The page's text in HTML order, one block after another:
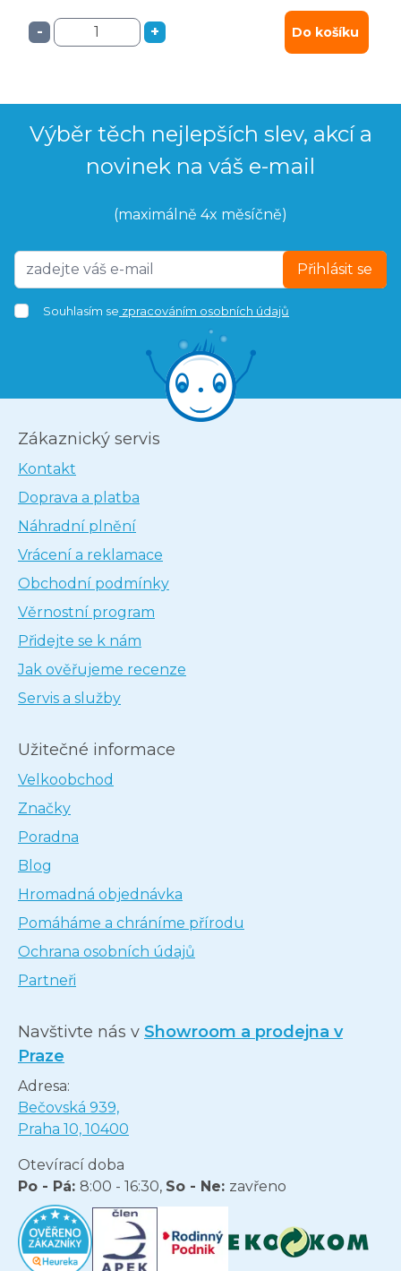
- + Do košíku
Výběr těch nejlepších slev, akcí a
novinek na váš e-mail
(maximálně 4x měsíčně)
Přihlásit se
Souhlasím se zpracováním osobních údajů
Zákaznický servis
Kontakt
Doprava a platba
Náhradní plnění
Vrácení a reklamace
Obchodní podmínky
Věrnostní program
Přidejte se k nám
Jak ověřujeme recenze
Servis a služby
Užitečné informace
Velkoobchod
Značky
Poradna
Blog
Hromadná objednávka
Pomáháme a chráníme přírodu
Ochrana osobních údajů
Partneři
Navštivte nás v Showroom a prodejna v
Praze
Adresa:
Bečovská 939,
Praha 10, 10400
Otevírací doba
Po - Pá: 8:00 - 16:30, So - Ne: zavřeno